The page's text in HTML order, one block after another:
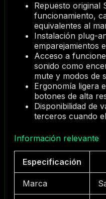
Repuesto original
funcionamiento,
equivalentes al
Instalación plug-
emparejamientos
Acceso a
sonido como
mute y modos de
Ergonomía ligera
botones de alta
Disponibilidad de
terceros cuando
Información relevante
Especificación
Marca